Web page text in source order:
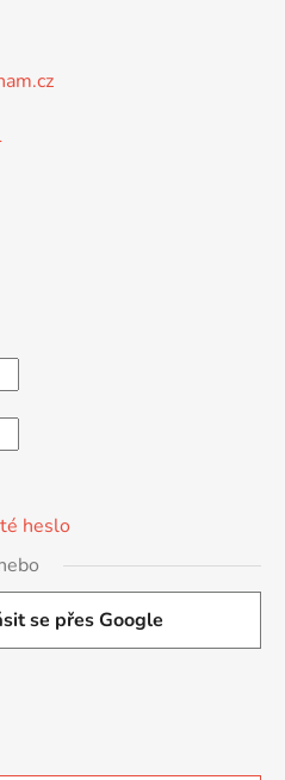
heslo
se přes Google